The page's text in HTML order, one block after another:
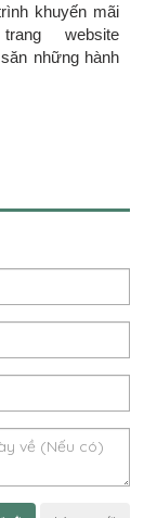
khuyến mãi
website
những hành